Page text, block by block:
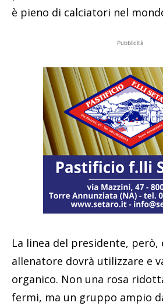
è pieno di calciatori nel
Pubblicità
La linea del presidente, però,
allenatore dovrà utilizzare e
organico. Non una rosa
fermi, ma un gruppo ampio